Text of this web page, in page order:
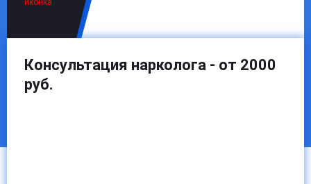
Консультация нарколога - от 2000
руб.